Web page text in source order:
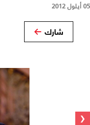
05 أيلول 2012
شارك
‹